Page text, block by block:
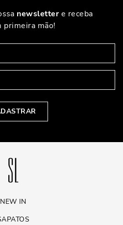
newslettere receba
primeira mão!
NEW IN